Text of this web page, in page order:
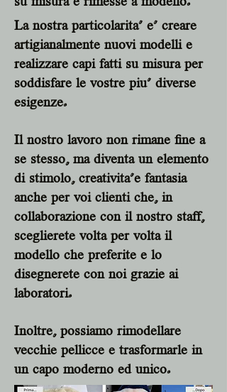
La nostra particolarita' e' creare
artigianalmente nuovi modelli e
realizzare capi fatti su misura per
soddisfare le vostre piu' diverse
esigenze.
Il nostro lavoro non rimane fine a
se stesso, ma diventa un elemento
di stimolo, creativita'e fantasia
anche per voi clienti che, in
collaborazione con il nostro staff,
sceglierete volta per volta il
modello che preferite e lo
disegnerete con noi grazie ai
laboratori.
Inoltre, possiamo rimodellare
vecchie pellicce e trasformarle in
un capo moderno ed unico.